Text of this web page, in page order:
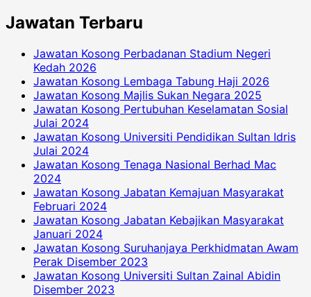
Jawatan Terbaru
Jawatan Kosong Perbadanan Stadium Negeri
Kedah 2026
Jawatan Kosong Lembaga Tabung Haji 2026
Jawatan Kosong Majlis Sukan Negara 2025
Jawatan Kosong Pertubuhan Keselamatan Sosial
Julai 2024
Jawatan Kosong Universiti Pendidikan Sultan Idris
Julai 2024
Jawatan Kosong Tenaga Nasional Berhad Mac
2024
Jawatan Kosong Jabatan Kemajuan Masyarakat
Februari 2024
Jawatan Kosong Jabatan Kebajikan Masyarakat
Januari 2024
Jawatan Kosong Suruhanjaya Perkhidmatan Awam
Perak Disember 2023
Jawatan Kosong Universiti Sultan Zainal Abidin
Disember 2023